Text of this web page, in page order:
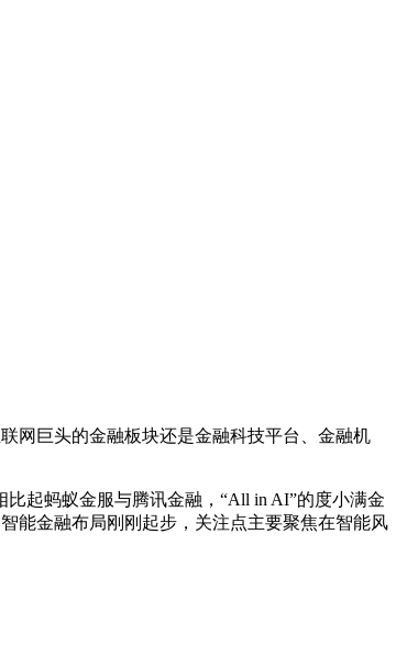
网巨头的金融板块还是金融科技平台、金融机
起蚂蚁金服与腾讯金融，“All in AI”的度小满金
能金融布局刚刚起步，关注点主要聚焦在智能风